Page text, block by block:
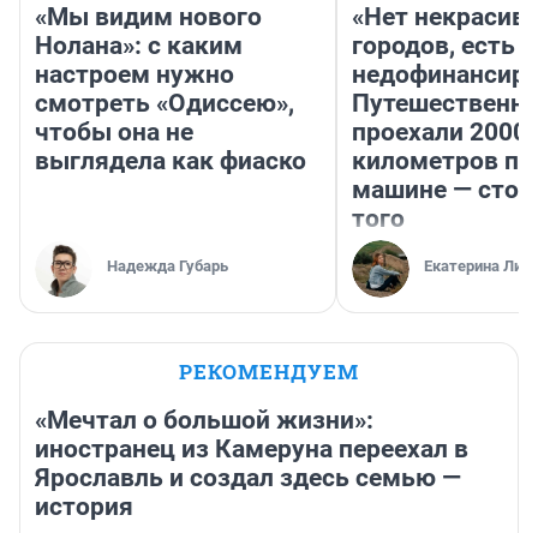
«Мы видим нового
Нолана»: с каким
настроем нужно
смотреть «Одиссею»,
чтобы она не
выглядела как фиаско
Надежда Губарь
«Нет
городов, есть
проехали 2000
километров по
машине —
того
Екатерина
РЕКОМЕНДУЕМ
«Мечтал о большой жизни»:
иностранец из Камеруна переехал в
Ярославль и создал здесь семью —
история